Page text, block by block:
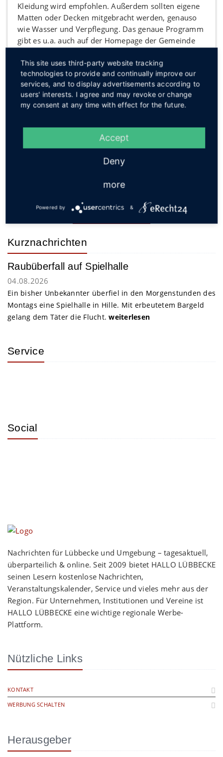
Kleidung wird empfohlen. Außerdem sollten eigene
Matten oder Decken mitgebracht werden, genauso
wie Wasser und Verpflegung. Das genaue Programm
gibt es u.a. auch auf der Homepage der Gemeinde
Sollte es regnen fällt die Veranstaltung aus. Die
Gemeinde Stemwede wird tagesaktuell auf der
Homepage sowie in den Sozialen Medien
informieren.
Interessant? Dann teilen!
Zurück zum Archiv
Kurznachrichten
Raubüberfall auf Spielhalle
04.08.2026
Ein bisher Unbekannter überfiel in den Morgenstunden des
Montags eine Spielhalle in Hille. Mit erbeutetem Bargeld
gelang dem Täter die Flucht.weiterlesen
Service
Social
Nachrichten für Lübbecke und Umgebung – tagesaktuell,
überparteilich & online. Seit 2009 bietet HALLO LÜBBECKE
seinen Lesern kostenlose Nachrichten,
Veranstaltungskalender, Service und vieles mehr aus der
Region. Für Unternehmen, Institutionen und Vereine ist
HALLO LÜBBECKE eine wichtige regionale Werbe-
Plattform.
Nützliche Links
KONTAKT
WERBUNG SCHALTEN
Herausgeber
This site uses third-party website tracking
technologies to provide and continually improve our
services, and to display advertisements according to
users' interests. I agree and may revoke or change
my consent at any time with effect for the future.
Accept
Deny
more
Powered by &